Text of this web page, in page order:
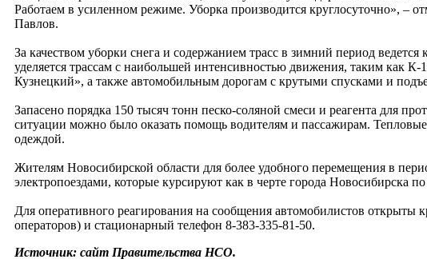
Работаем в усиленном режиме. Уборка производится круглосуточно», –
Павлов.
За качеством уборки снега и содержанием трасс в зимний период
уделяется трассам с наибольшей интенсивностью движения, таким
Кузнецкий», а также автомобильным дорогам с крутыми спусками и
Запасено порядка 150 тысяч тонн песко-соляной смеси и реагента для
ситуации можно было оказать помощь водителям и пассажирам.
одеждой.
Жителям Новосибирской области для более удобного перемещения в
электропоездами, которые курсируют как в черте города
Для оперативного реагирования на сообщения автомобилистов
операторов) и стационарный телефон 8-383-335-81-50.
Источник: сайт Правительства НСО.